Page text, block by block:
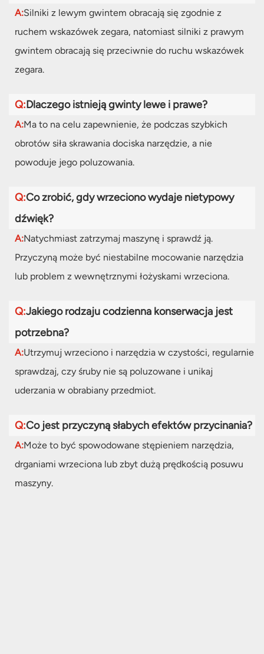
A:Silniki z lewym gwintem obracają się zgodnie z
ruchem wskazówek zegara, natomiast silniki z prawym
gwintem obracają się przeciwnie do ruchu wskazówek
zegara.
Q:Dlaczego istnieją gwinty lewe i prawe?
A:Ma to na celu zapewnienie, że podczas szybkich
obrotów siła skrawania dociska narzędzie, a nie
powoduje jego poluzowania.
Q:Co zrobić, gdy wrzeciono wydaje nietypowy
dźwięk?
A:Natychmiast zatrzymaj maszynę i sprawdź ją.
Przyczyną może być niestabilne mocowanie narzędzia
lub problem z wewnętrznymi łożyskami wrzeciona.
Q:Jakiego rodzaju codzienna konserwacja jest
potrzebna?
A:Utrzymuj wrzeciono i narzędzia w czystości, regularnie
sprawdzaj, czy śruby nie są poluzowane i unikaj
uderzania w obrabiany przedmiot.
Q:Co jest przyczyną słabych efektów przycinania?
A:Może to być spowodowane stępieniem narzędzia,
drganiami wrzeciona lub zbyt dużą prędkością posuwu
maszyny.